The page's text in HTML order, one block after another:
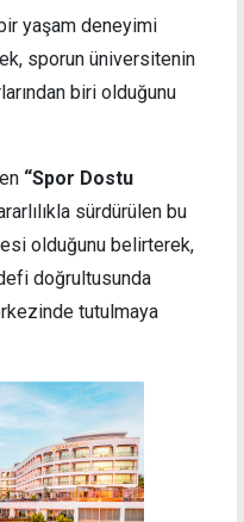
yaşam deneyimi
sporun üniversitenin
biri olduğunu
“Spor Dostu
sürdürülen bu
olduğunu belirterek,
doğrultusunda
tutulmaya